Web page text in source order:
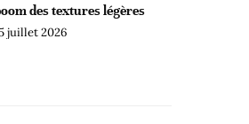
des textures légères
juillet 2026